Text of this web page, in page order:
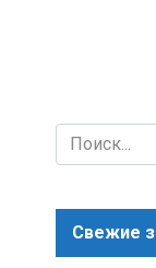
Search
for:
Свежие